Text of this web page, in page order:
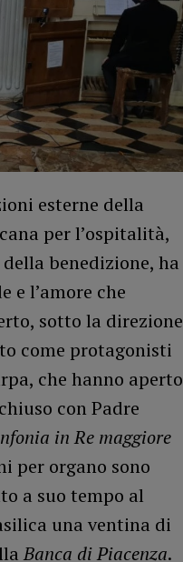
esterne della
per l’ospitalità,
benedizione, ha
e l’amore che
sotto la direzione
come protagonisti
che hanno aperto
con Padre
in Re maggiore
per organo sono
a suo tempo al
una ventina di
Banca di Piacenza.